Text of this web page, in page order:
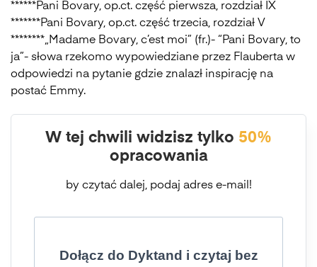
******Pani Bovary, op.ct. część pierwsza, rozdział IX
*******Pani Bovary, op.ct. część trzecia, rozdział V
********„Madame Bovary, c’est moi” (fr.)- “Pani Bovary, to
ja”- słowa rzekomo wypowiedziane przez Flauberta w
odpowiedzi na pytanie gdzie znalazł inspirację na
postać Emmy.
W tej chwili widzisz tylko 50%
opracowania
by czytać dalej, podaj adres e-mail!
Dołącz do Dyktand i czytaj bez